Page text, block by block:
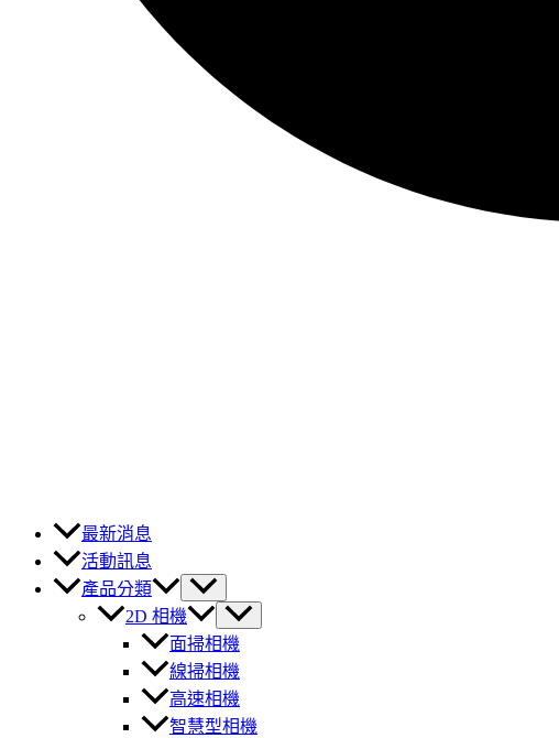
最新消息
活動訊息
產品分類
2D 相機
面掃相機
線掃相機
高速相機
智慧型相機